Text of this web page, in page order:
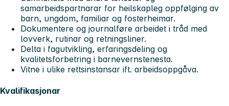
samarbeidspartnarar for heilskapleg oppfølging av
barn, ungdom, familiar og fosterheimar.
Dokumentere og journalføre arbeidet i tråd med
lovverk, rutinar og retningsliner.
Delta i fagutvikling, erfaringsdeling og
kvalitetsforbetring i barnevernstenesta.
Vitne i ulike rettsinstansar ift. arbeidsoppgåva.
Kvalifikasjonar